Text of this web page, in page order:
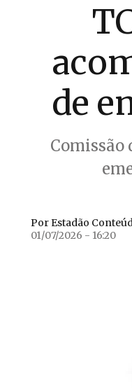
de
Comissão
Por Estadão
01/07/2026 - 16:20